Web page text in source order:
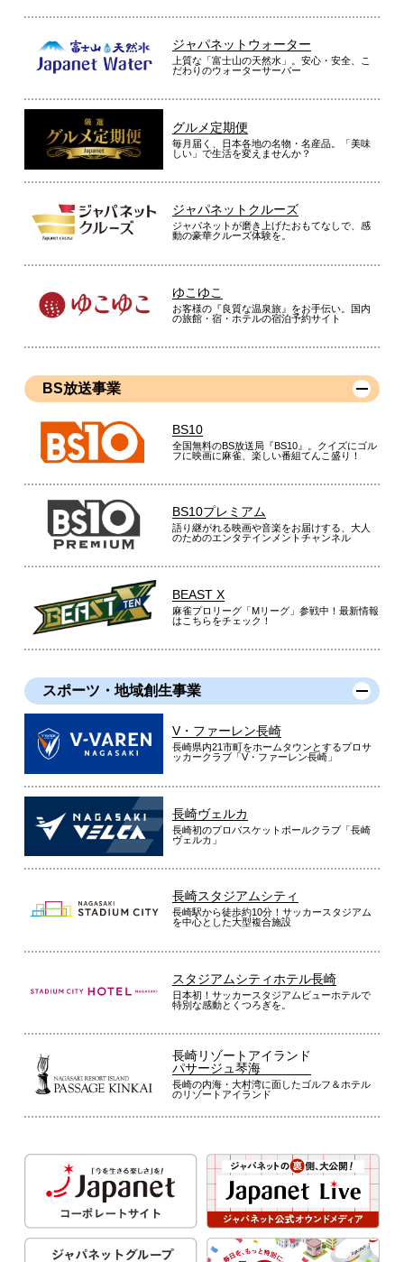
ジャパネットウォーター
上質な「富士山の天然水」。安心・安全、こ
だわりのウォーターサーバー
グルメ定期便
毎月届く、日本各地の名物・名産品。「美味
しい」で生活を変えませんか？
ジャパネットクルーズ
ジャパネットが磨き上げたおもてなしで、感
動の豪華クルーズ体験を。
ゆこゆこ
お客様の『良質な温泉旅』をお手伝い。国内
の旅館・宿・ホテルの宿泊予約サイト
BS放送事業
BS10
全国無料のBS放送局『BS10』。クイズにゴル
フに映画に麻雀、楽しい番組てんこ盛り！
BS10プレミアム
語り継がれる映画や音楽をお届けする、大人
のためのエンタテインメントチャンネル
BEAST X
麻雀プロリーグ「Mリーグ」参戦中！最新情報
はこちらをチェック！
スポーツ・地域創生事業
V・ファーレン長崎
長崎県内21市町をホームタウンとするプロサ
ッカークラブ「V・ファーレン長崎」
長崎ヴェルカ
長崎初のプロバスケットボールクラブ「長崎
ヴェルカ」
長崎スタジアムシティ
長崎駅から徒歩約10分！サッカースタジアム
を中心とした大型複合施設
スタジアムシティホテル長崎
日本初！サッカースタジアムビューホテルで
特別な感動とくつろぎを。
長崎リゾートアイランド
パサージュ琴海
長崎の内海・大村湾に面したゴルフ＆ホテル
のリゾートアイランド